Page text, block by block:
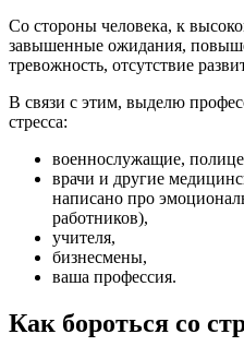
Со стороны человека, к
завышенные ожидания,
тревожность, отсутствие
В связи с этим, выделю
стресса:
военнослужащие,
врачи и другие
написано про
работников),
учителя,
бизнесмены,
ваша профессия.
Как бороться со